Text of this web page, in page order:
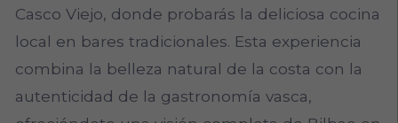
Casco Viejo, donde probarás la deliciosa cocina
local en bares tradicionales. Esta experiencia
combina la belleza natural de la costa con la
autenticidad de la gastronomía vasca,